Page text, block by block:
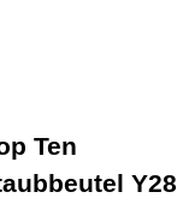
Ten